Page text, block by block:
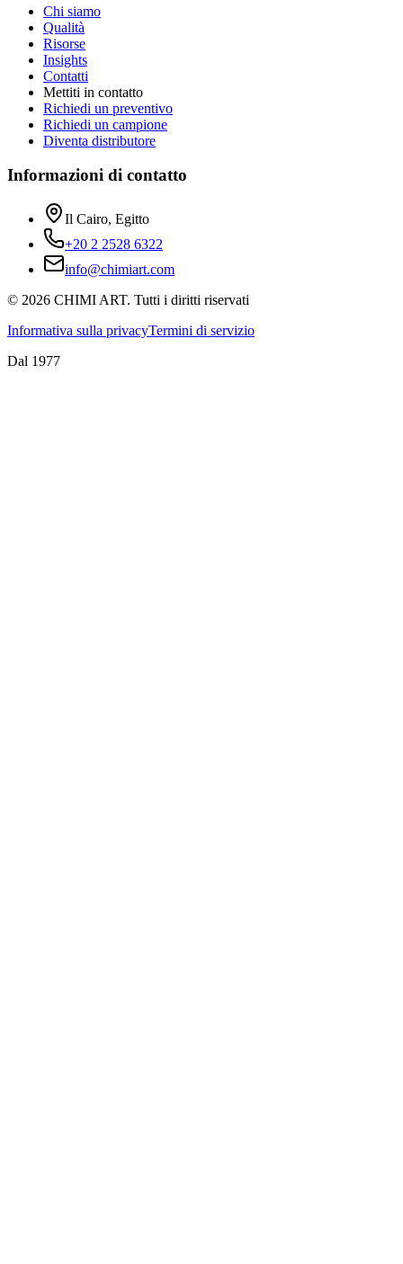
Chi siamo
Qualità
Risorse
Insights
Contatti
Mettiti in contatto
Richiedi un preventivo
Richiedi un campione
Diventa distributore
Informazioni di contatto
Il Cairo, Egitto
+20 2 2528 6322
info@chimiart.com
© 2026 CHIMI ART. Tutti i diritti riservati
Informativa sulla privacyTermini di servizio
Dal 1977